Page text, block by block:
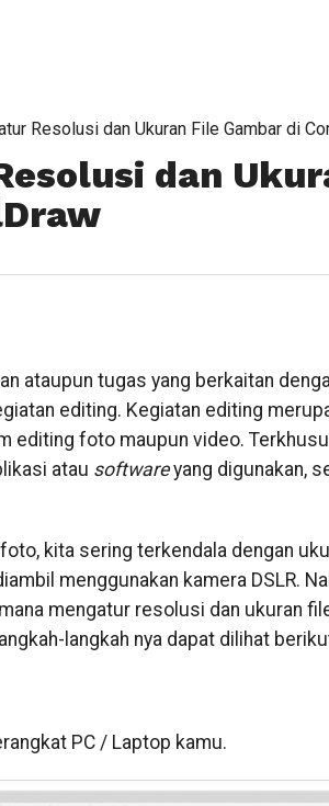
Resolusi dan Ukuran File Gambar di
dan
ataupun tugas yang berkaitan
editing. Kegiatan editing
editing foto maupun video.
atau softwareyang digunakan,
kita sering terkendala dengan
menggunakan kamera DSLR.
mengatur resolusi dan ukuran
langkah nya dapat dilihat
PC / Laptop kamu.